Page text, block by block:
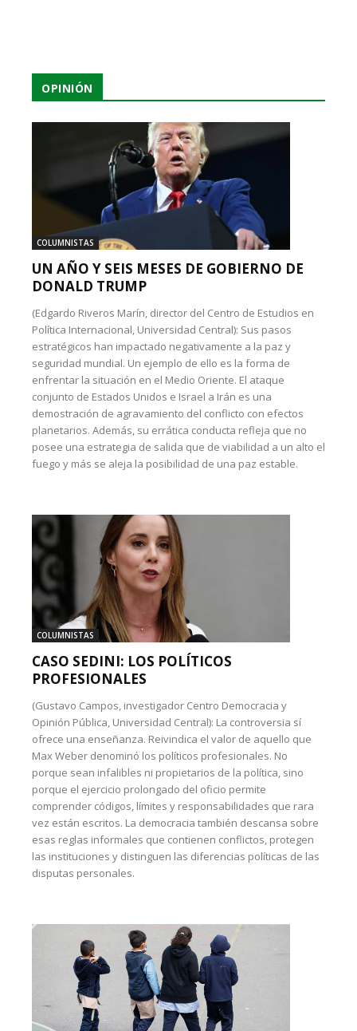
OPINIÓN
COLUMNISTAS
UN AÑO Y SEIS MESES DE GOBIERNO DE
DONALD TRUMP
(Edgardo Riveros Marín, director del Centro de Estudios en
Política Internacional, Universidad Central): Sus pasos
estratégicos han impactado negativamente a la paz y
seguridad mundial. Un ejemplo de ello es la forma de
enfrentar la situación en el Medio Oriente. El ataque
conjunto de Estados Unidos e Israel a Irán es una
demostración de agravamiento del conflicto con efectos
planetarios. Además, su errática conducta refleja que no
posee una estrategia de salida que de viabilidad a un alto el
fuego y más se aleja la posibilidad de una paz estable.
COLUMNISTAS
CASO SEDINI: LOS POLÍTICOS
PROFESIONALES
(Gustavo Campos, investigador Centro Democracia y
Opinión Pública, Universidad Central): La controversia sí
ofrece una enseñanza. Reivindica el valor de aquello que
Max Weber denominó los políticos profesionales. No
porque sean infalibles ni propietarios de la política, sino
porque el ejercicio prolongado del oficio permite
comprender códigos, límites y responsabilidades que rara
vez están escritos. La democracia también descansa sobre
esas reglas informales que contienen conflictos, protegen
las instituciones y distinguen las diferencias políticas de las
disputas personales.